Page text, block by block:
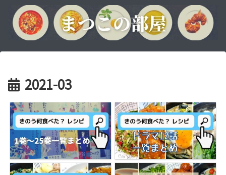
2021-03